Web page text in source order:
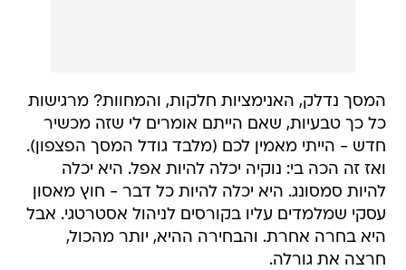
המסך נדלק, האנימציות חלקות, והמחוות? מרגישות
כל כך טבעיות, שאם הייתם אומרים לי שזה מכשיר
חדש - הייתי מאמין לכם (מלבד גודל המסך הפצפון).
ואז זה הכה בי: נוקיה יכלה להיות אפל. היא יכלה
להיות סמסונג. היא יכלה להיות כל דבר - חוץ מאסון
עסקי שמלמדים עליו בקורסים לניהול אסטרטגי. אבל
היא בחרה אחרת. והבחירה ההיא, יותר מהכול,
חרצה את גורלה.